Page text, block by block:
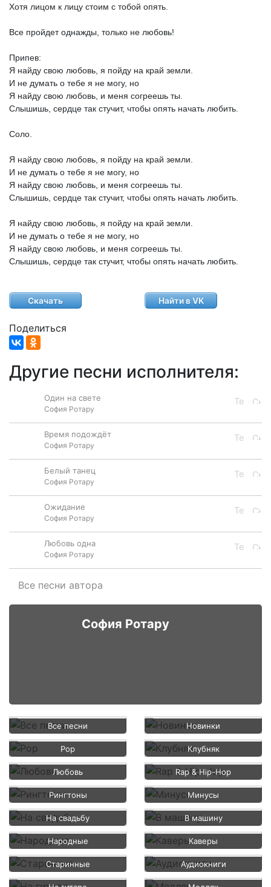
Хотя лицом к лицу стоим с тобой опять.
Все пройдет однажды, только не любовь!
Припев:
Я найду свою любовь, я пойду на край земли.
И не думать о тебе я не могу, но
Я найду свою любовь, и меня согреешь ты.
Слышишь, сердце так стучит, чтобы опять начать любить.
Соло.
Я найду свою любовь, я пойду на край земли.
И не думать о тебе я не могу, но
Я найду свою любовь, и меня согреешь ты.
Слышишь, сердце так стучит, чтобы опять начать любить.
Я найду свою любовь, я пойду на край земли.
И не думать о тебе я не могу, но
Я найду свою любовь, и меня согреешь ты.
Слышишь, сердце так стучит, чтобы опять начать любить.
Скачать Найти в VK
Поделиться
Другие песни исполнителя:
Один на свете
София Ротару
Время подождёт
София Ротару
Белый танец
София Ротару
Ожидание
София Ротару
Любовь одна
София Ротару
Все песни автора
София Ротару
Все песни Новинки
Pop Клубняк
Любовь Rap & Hip-Hop
Рингтоны Минусы
На свадьбу В машину
Народные Каверы
Старинные Аудиокниги